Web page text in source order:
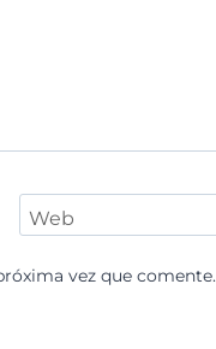
Web
vez que comente.